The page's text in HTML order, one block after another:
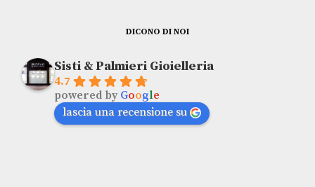
DICONO DI NOI
Sisti & Palmieri Gioielleria
4.7
powered by Google
lascia una recensione su